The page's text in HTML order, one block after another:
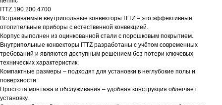
ITTZ.190.200.4700
Встраиваемые внутрипольные конвекторы ITTZ – это эффективные
отопительные приборы с естественной конвекцией.
Корпус выполнен из оцинкованной стали с порошковым покрытием.
Внутрипольные конвекторы ITTZ разработаны с учётом современных
требований и являются доступным решением без потери ключевых
технических характеристик.
Компактные размеры – подходят для установки в неглубокие полы и
поверхности.
Простота монтажа и обслуживания – удобная конструкция облегчает
установку.